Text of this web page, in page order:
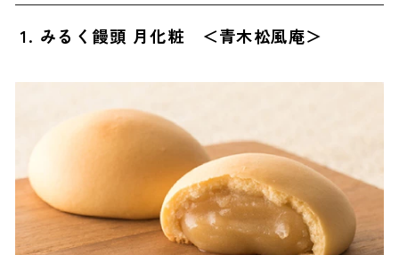
11. 堂島プティロール <モンシェール>
13. しょうゆ味 たこ焼 <たこ昌>
14. ひとくち餃子 <点天>
15. スプーンでかまぼこ <大寅蒲鉾>
ばらまき用に最適！大阪駅のおすすめ人気お土産
16. pon pon coco <pon pon Japon>
1. みるく饅頭 月化粧 ＜青木松風庵＞